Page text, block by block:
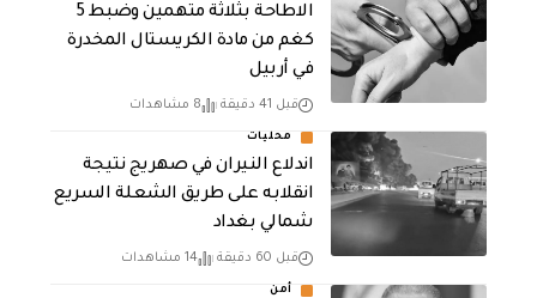
الاطاحة بثلاثة متهمين وضبط 5
كغم من مادة الكريستال المخدرة ​
في أربيل
قبل 41 دقيقة 8 مشاهدات
محليات
اندلاع النيران في صهريج نتيجة
انقلابه على طريق الشعلة السريع
شمالي بغداد
قبل 60 دقيقة 14 مشاهدات
أمن